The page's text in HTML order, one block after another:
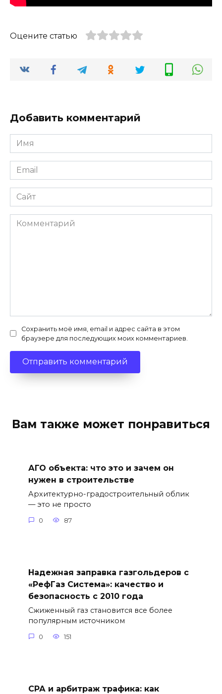
Оцените статью
Добавить комментарий
Имя
*
Email
*
Сайт
Комментарий
Сохранить моё имя, email и адрес сайта в этом
браузере для последующих моих комментариев.
Вам также может понравиться
АГО объекта: что это и зачем он
нужен в строительстве
Архитектурно-градостроительный облик
— это не просто
0 87
Надежная заправка газгольдеров с
«РефГаз Система»: качество и
безопасность с 2010 года
Сжиженный газ становится все более
популярным источником
0 151
СРА и арбитраж трафика: как